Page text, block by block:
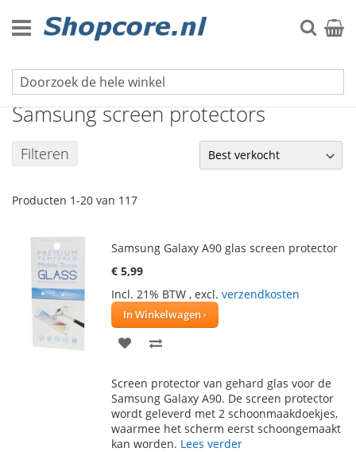
naar
de
Zoek
Screen protectors voor mobiele telefoons
Samsung screen protectors
Filteren
Producten 1-20 van 117
Samsung Galaxy A90 glas screen protector
€ 5,99
Incl. 21% BTW , excl. verzendkosten
In Winkelwagen
VOEG
AAN
VERLANGLIJST
TE
VERGELIJKEN
Screen protector van gehard glas voor de
Samsung Galaxy A90. De screen protector
wordt geleverd met 2 schoonmaakdoekjes,
waarmee het scherm eerst schoongemaakt
kan worden. Lees verder